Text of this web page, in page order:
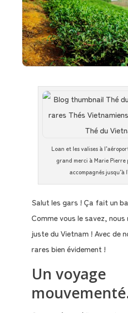
Loan et les valises à
grand merci à Marie Pierre
accompagnés jusqu’à
Salut les gars ! Ça fait un
Comme vous le savez,
juste du Vietnam ! Avec de
rares bien évidement !
Un voyage